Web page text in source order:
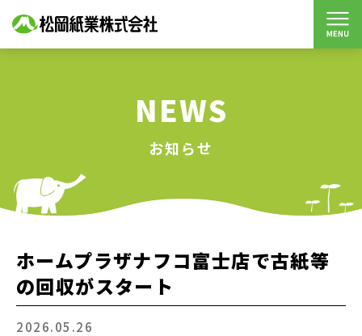
NEWS
お知らせ
ホームプラザナフコ富士店で古紙等
の回収がスタート
2026.05.26